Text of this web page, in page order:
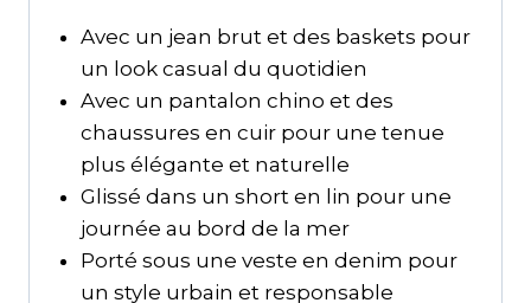
Avec un jean brut et des baskets pour
un look casual du quotidien
Avec un pantalon chino et des
chaussures en cuir pour une tenue
plus élégante et naturelle
Glissé dans un short en lin pour une
journée au bord de la mer
Porté sous une veste en denim pour
un style urbain et responsable